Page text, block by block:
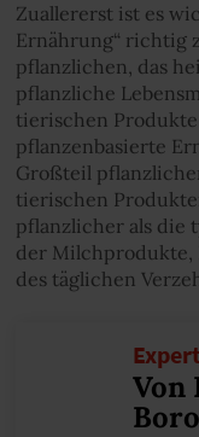
Zuallererst ist es
Ernährung“ richtig
pflanzlichen, das
pflanzliche
tierischen
pflanzenbasierte
Großteil
tierischen
pflanzlicher als die
der Milchprodukte,
des täglichen
Von